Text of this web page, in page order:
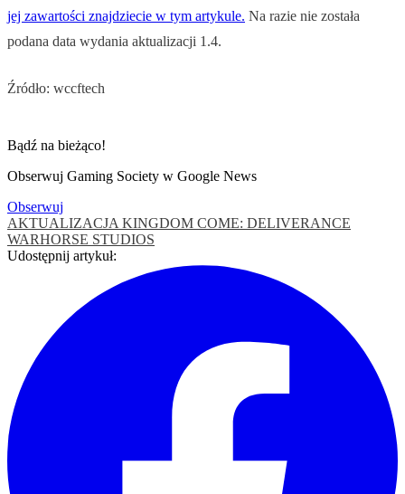
jej zawartości znajdziecie w tym artykule. Na razie nie została
podana data wydania aktualizacji 1.4.
Źródło: wccftech
Bądź na bieżąco!
Obserwuj Gaming Society w Google News
Obserwuj
AKTUALIZACJA KINGDOM COME: DELIVERANCE
WARHORSE STUDIOS
Udostępnij artykuł: